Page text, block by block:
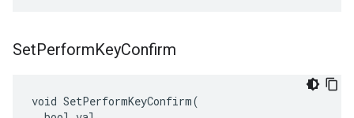
SetPerformKeyConfirm
void SetPerformKeyConfirm(